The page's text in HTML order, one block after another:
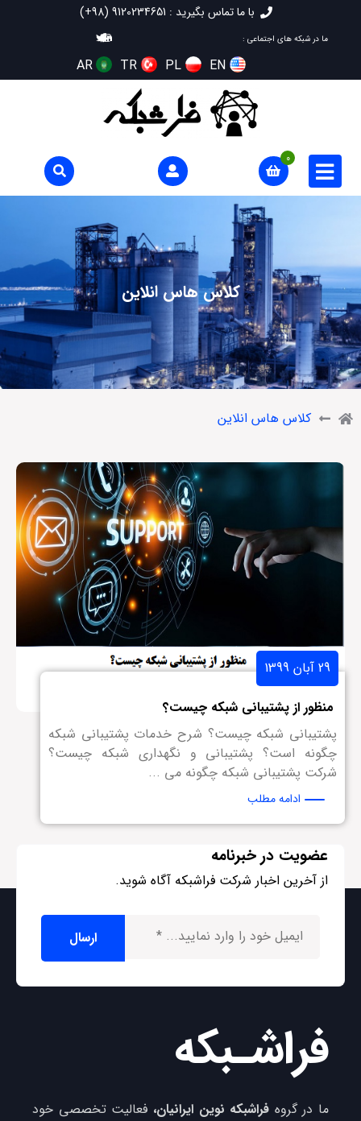
با ما تماس بگیرید : 9120234651 (98+)
ما در شبکه های اجتماعی :
EN
PL
TR
AR
0
کلاس هاس انلاین
کلاس هاس انلاین
29 آبان 1399
منظور از پشتیبانی شبکه چیست؟
پشتیبانی شبکه چیست؟ شرح خدمات پشتیبانی شبکه
چگونه است؟ پشتیبانی و نگهداری شبکه چیست؟
شرکت پشتیبانی شبکه چگونه می ...
ادامه مطلب
عضویت در خبرنامه
از آخرین اخبار شرکت فراشبکه آگاه شوید.
فراشـبکه
ما در گروه فراشبکه نوین ایرانیان، فعالیت تخصصی خود